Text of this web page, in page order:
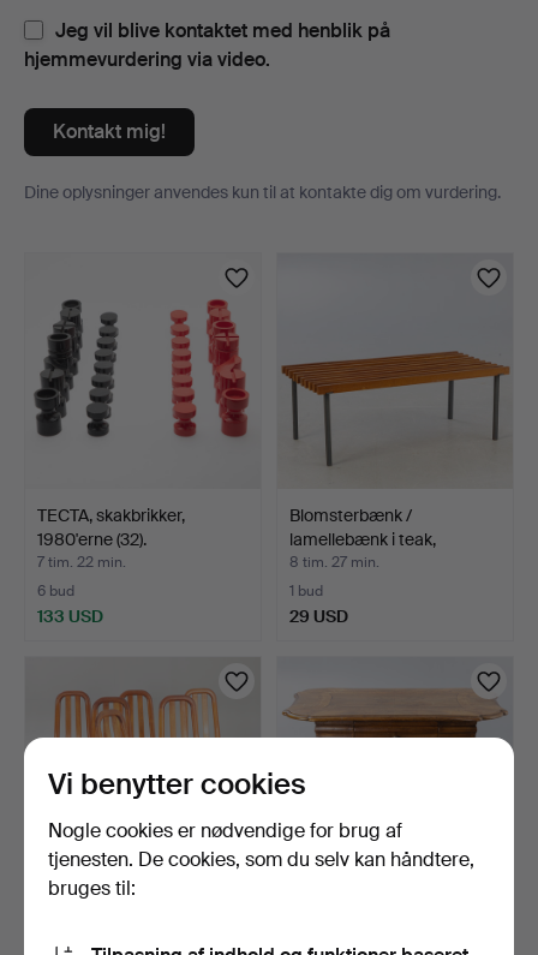
Jeg vil blive kontaktet med henblik på
hjemmevurdering via video.
Kontakt mig!
Dine oplysninger anvendes kun til at kontakte dig om vurdering.
TECTA, skakbrikker,
1980'erne (32).
7 tim. 22 min.
6 bud
133 USD
Blomsterbænk /
lamellebænk i teak,
1960'er…
8 tim. 27 min.
1 bud
29 USD
2. halvdel af …
skuffe, Midttyskland, …
Vi benytter cookies
Nogle cookies er nødvendige for brug af
tjenesten. De cookies, som du selv kan håndtere,
bruges til: